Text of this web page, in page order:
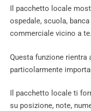
Il pacchetto locale
ospedale, scuola,
commerciale vicino a te.
Questa funzione rientra
particolarmente
Il pacchetto locale ti
su posizione, note,